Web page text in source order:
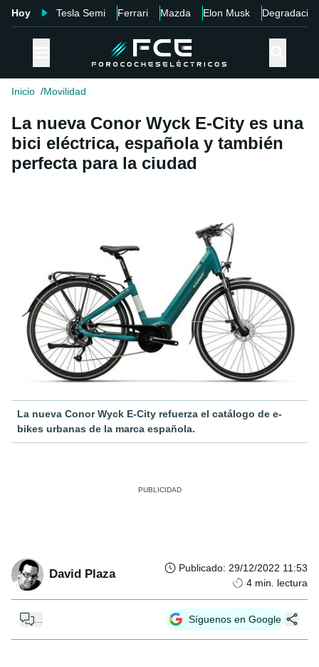
Hoy Tesla Semi Ferrari Mazda Elon Musk Degradación
Inicio Movilidad
La nueva Conor Wyck E-City es una
bici eléctrica, española y también
perfecta para la ciudad
La nueva Conor Wyck E-City refuerza el catálogo de e-
bikes urbanas de la marca española.
David Plaza Publicado: 29/12/2022 11:53
4 min. lectura
Síguenos en Google